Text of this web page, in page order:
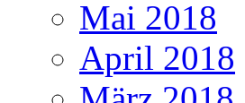
Mai 2018
April 2018